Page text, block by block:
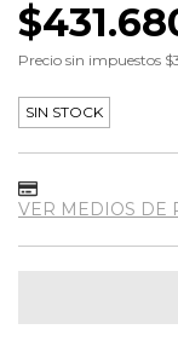
Precio sin impuestos
SIN STOCK
VER MEDIOS DE